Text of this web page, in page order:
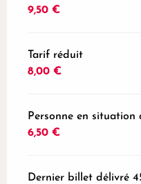
9,50 €
Tarif réduit
8,00 €
Personne en situation
6,50 €
Dernier billet délivré